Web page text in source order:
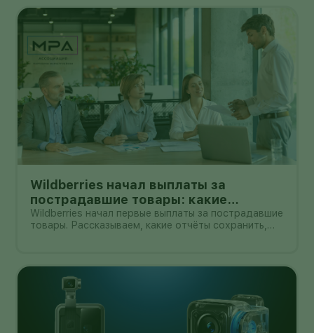
Wildberries начал выплаты за
пострадавшие товары: какие
документы собрать и чем поможет
АПМ
Wildberries начал первые выплаты за пострадавшие
товары. Рассказываем, какие отчёты сохранить,